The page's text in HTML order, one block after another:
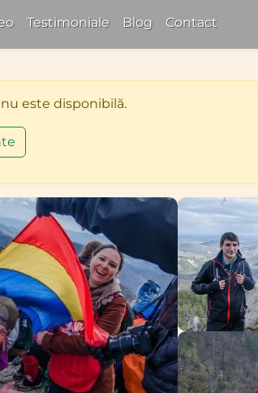
Testimoniale Blog Contact
este disponibilă.